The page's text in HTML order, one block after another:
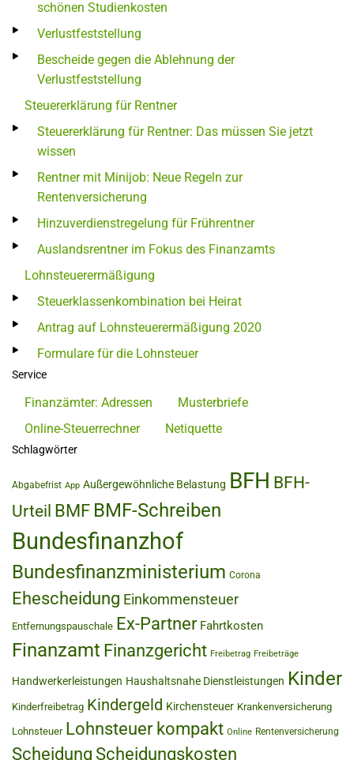
schönen Studienkosten
Verlustfeststellung
Bescheide gegen die Ablehnung der
Verlustfeststellung
Steuererklärung für Rentner
Steuererklärung für Rentner: Das müssen Sie jetzt
wissen
Rentner mit Minijob: Neue Regeln zur
Rentenversicherung
Hinzuverdienstregelung für Frührentner
Auslandsrentner im Fokus des Finanzamts
Lohnsteuerermäßigung
Steuerklassenkombination bei Heirat
Antrag auf Lohnsteuerermäßigung 2020
Formulare für die Lohnsteuer
Service
Finanzämter: Adressen
Musterbriefe
Online-Steuerrechner
Netiquette
Schlagwörter
Abgabefrist App Außergewöhnliche Belastung BFH BFH-
Urteil BMF BMF-Schreiben
Bundesfinanzhof
Bundesfinanzministerium Corona
Ehescheidung Einkommensteuer
Entfernungspauschale Ex-Partner Fahrtkosten
Finanzamt Finanzgericht Freibetrag Freibeträge
Handwerkerleistungen Haushaltsnahe Dienstleistungen Kinder
Kinderfreibetrag Kindergeld Kirchensteuer Krankenversicherung
Lohnsteuer Lohnsteuer kompakt Online Rentenversicherung
Scheidung Scheidungskosten